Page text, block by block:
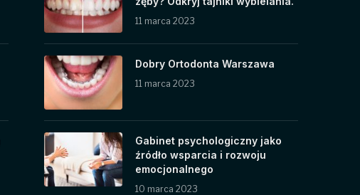
11 marca 2023
Dobry Ortodonta Warszawa
11 marca 2023
Gabinet psychologiczny jako
źródło wsparcia i rozwoju
emocjonalnego
10 marca 2023